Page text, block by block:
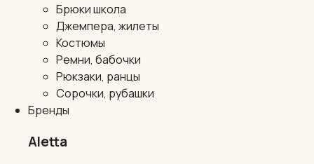
Брюки школа
Джемпера, жилеты
Костюмы
Ремни, бабочки
Рюкзаки, ранцы
Сорочки, рубашки
Бренды
Aletta